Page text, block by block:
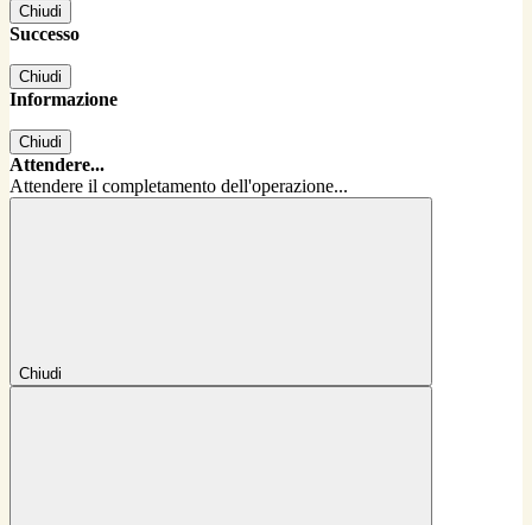
Chiudi
Successo
Chiudi
Informazione
Chiudi
Attendere...
Attendere il completamento dell'operazione...
Chiudi